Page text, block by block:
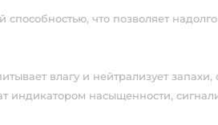
что позволяет
влагу и нейтрализует
индикатором насыщенности,